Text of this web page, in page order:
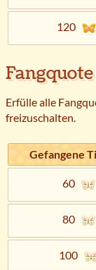
120
Erfülle alle
freizuschalten.
Gefangene
60
80
100